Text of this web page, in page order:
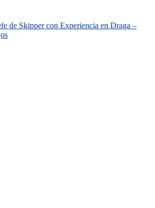
de Skipper con Experiencia en Draga –